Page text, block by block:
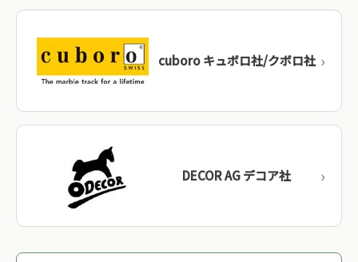
cuboro キュボロ社/クボロ社
DECOR AG デコア社